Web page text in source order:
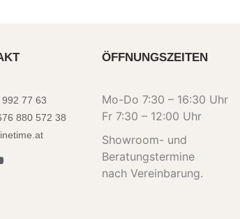
77 63
880 572 38
ÖFFNUNGSZEITEN
Mo-Do 7:30 – 16:30 Uhr
Fr 7:30 – 12:00 Uhr
Showroom- und
Beratungstermine
nach Vereinbarung.